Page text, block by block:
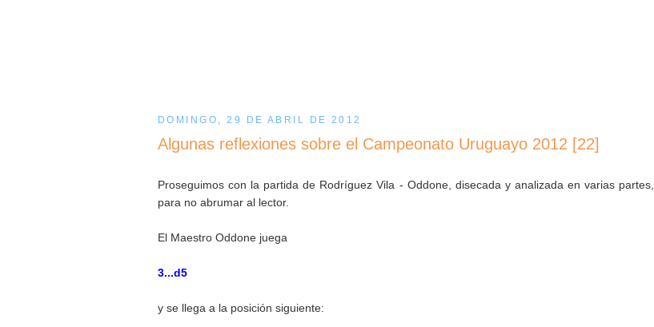
DOMINGO, 29 DE ABRIL DE 2012
Algunas reflexiones sobre el Campeonato Uruguayo 2012 [22]
Proseguimos con la partida de Rodríguez Vila - Oddone, disecada y analizada en varias partes,
para no abrumar al lector.
El Maestro Oddone juega
3...d5
y se llega a la posición siguiente: